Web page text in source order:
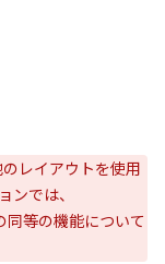
レイアウトを使用
ンでは、
等の機能について